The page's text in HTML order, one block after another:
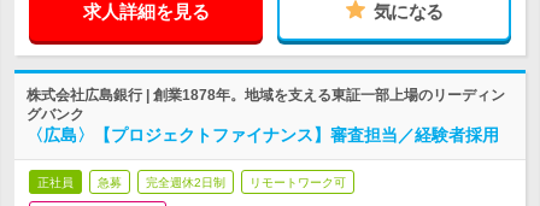
求人詳細を見る 気になる
株式会社広島銀行 | 創業1878年。地域を支える東証一部上場のリーディン
グバンク
〈広島〉【プロジェクトファイナンス】審査担当／経験者採用
正社員 急募 完全週休2日制 リモートワーク可